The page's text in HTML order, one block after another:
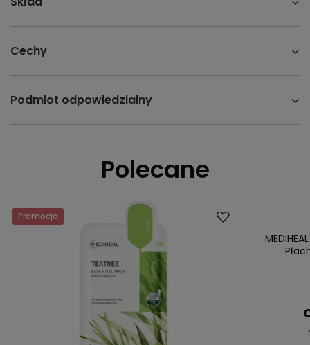
Cechy
Podmiot odpowiedzialny
Polecane
Promocja